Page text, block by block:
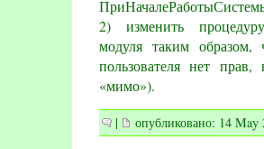
2) изменить
модуля таким
пользователя нет прав,
«мимо»).
| опубликовано: 14 May